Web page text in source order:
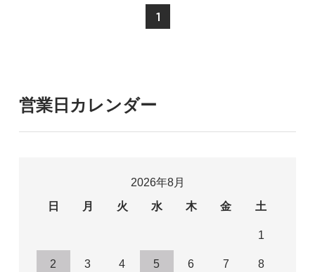
1
営業日カレンダー
2026年8月
日
月 火 水 木 金 土
1
2 3 4 5 6 7 8